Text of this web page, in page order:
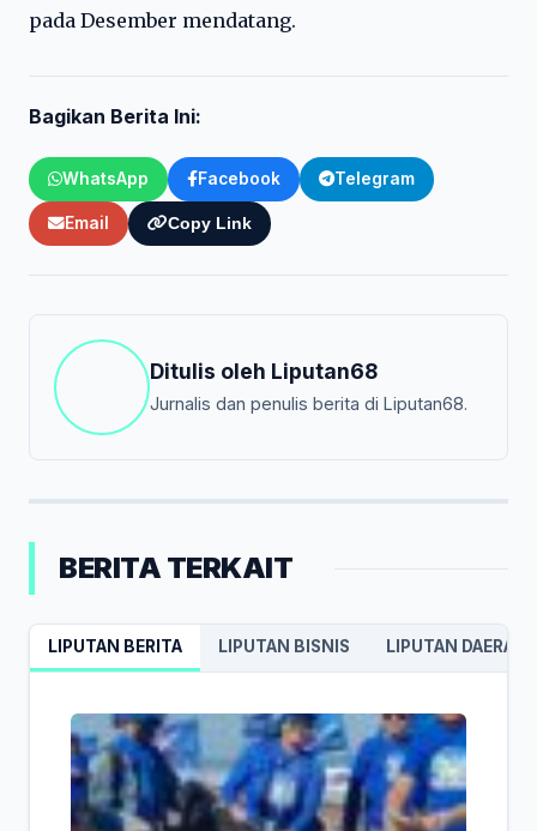
pada Desember mendatang.
Bagikan Berita Ini:
WhatsApp Facebook Telegram
Email Copy Link
Ditulis oleh Liputan68
Jurnalis dan penulis berita di Liputan68.
BERITA TERKAIT
LIPUTAN BERITA LIPUTAN BISNIS LIPUTAN DAERAH